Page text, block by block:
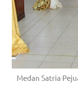
Medan Satria